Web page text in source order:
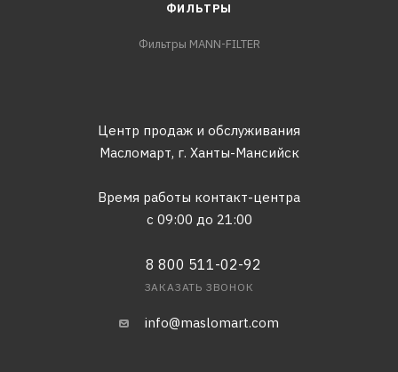
ФИЛЬТРЫ
Фильтры MANN-FILTER
Центр продаж и обслуживания
Масломарт, г. Ханты-Мансийск
Время работы контакт-центра
с 09:00 до 21:00
8 800 511-02-92
ЗАКАЗАТЬ ЗВОНОК
info@maslomart.com